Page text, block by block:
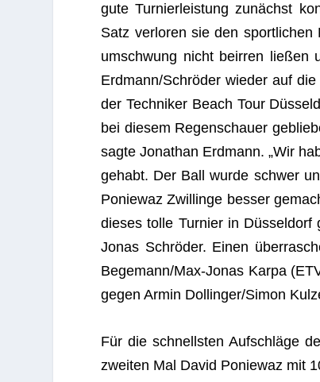
gute Tur­nier­leis­tung zunächst
Satz ver­lo­ren sie den
um­schwung nicht beir­ren lie­ßen
Erdmann/Schröder wie­der auf
der Tech­ni­ker Beach Tour
bei die­sem Regen­schauer
sagte Jona­than Erd­mann. „Wir
gehabt. Der Ball wurde schwer
Ponie­waz Zwil­linge bes­ser
die­ses tolle Tur­nier in
Jonas Schrö­der. Einen
Bege­man­n/­Max-Jonas Karpa
gegen Armin Dollinger/Simon
Für die schnells­ten Auf­schläge
zwei­ten Mal David Ponie­waz mit